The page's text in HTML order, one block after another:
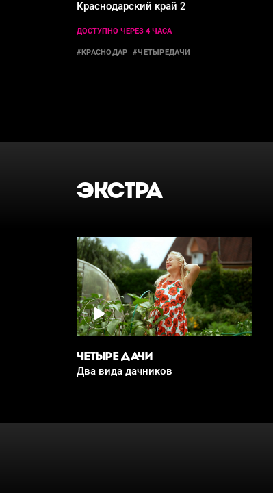
Краснодарский край 2
ДОСТУПНО ЧЕРЕЗ 4 ЧАСА
#КРАСНОДАР #ЧЕТЫРЕДАЧИ
ЭКСТРА
ЧЕТЫРЕ ДАЧИ
Два вида дачников